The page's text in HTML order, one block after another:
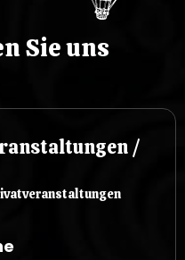
Sie uns
/